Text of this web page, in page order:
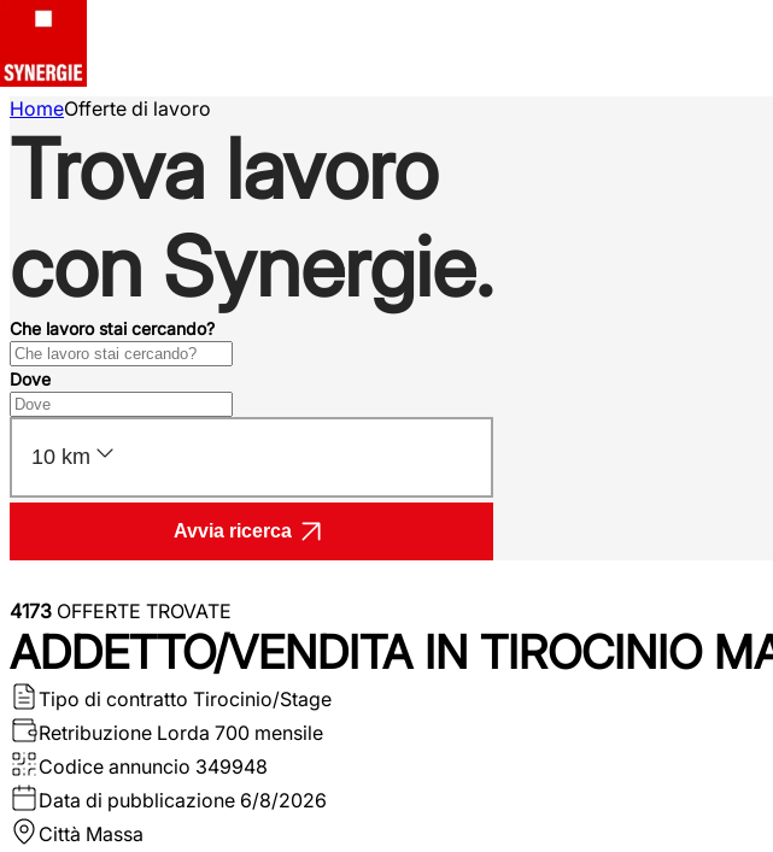
HomeOfferte di lavoro
Trova lavoro
con Synergie.
Che lavoro stai cercando?
Dove
10 km
Avvia ricerca
4173 OFFERTE TROVATE
ADDETTO/VENDITA IN TIROCINIO
Tipo di contratto Tirocinio/Stage
Retribuzione Lorda 700 mensile
Codice annuncio 349948
Data di pubblicazione 6/8/2026
Città Massa